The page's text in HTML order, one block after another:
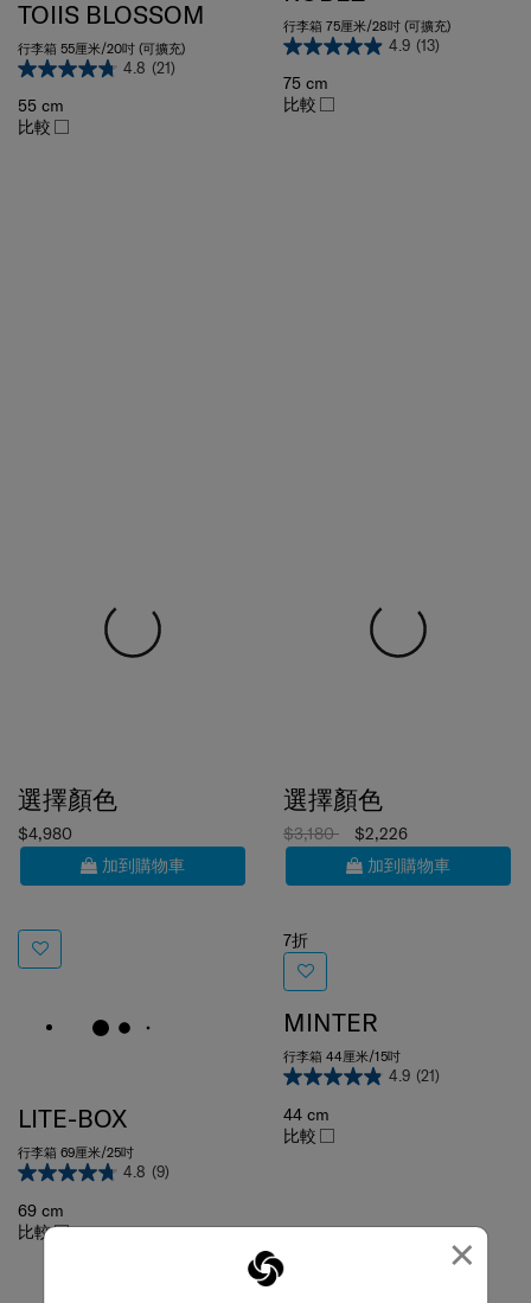
×
TOIIS BLOSSOM
行李箱 55厘米/20吋 (可擴充)
4.8 (21)
55 cm
比較
行李箱 75厘米/28吋 (可擴充)
4.9 (13)
75 cm
比較
選擇顏色
$4,980
加到購物車
LITE-BOX
行李箱 69厘米/25吋
4.8 (9)
69 cm
比較
選擇顏色
$3,180
$2,226
加到購物車
7折
MINTER
行李箱 44厘米/15吋
4.9 (21)
44 cm
比較